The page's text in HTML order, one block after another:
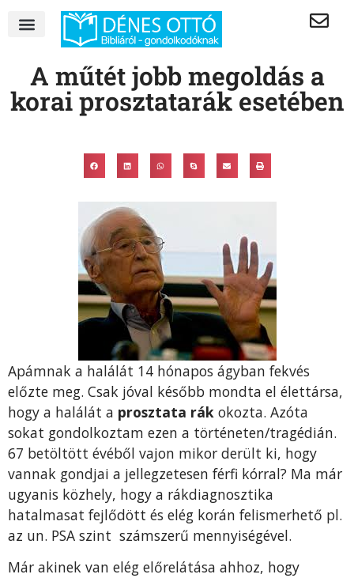
A műtét jobb megoldás a
korai prosztatarák esetében
Apámnak a halálát 14 hónapos ágyban fekvés
előzte meg. Csak jóval később mondta el élettársa,
hogy a halálát a prosztata rák okozta. Azóta
sokat gondolkoztam ezen a történeten/tragédián.
67 betöltött évéből vajon mikor derült ki, hogy
vannak gondjai a jellegzetesen férfi kórral? Ma már
ugyanis közhely, hogy a rákdiagnosztika
hatalmasat fejlődött és elég korán felismerhető pl.
az un. PSA szint számszerű mennyiségével.
Már akinek van elég előrelátása ahhoz, hogy